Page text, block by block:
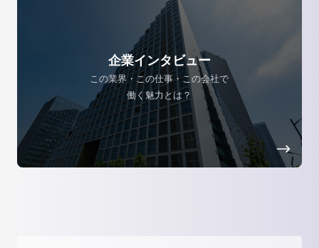
企業インタビュー
この業界・この仕事・この会社で
働く魅力とは？